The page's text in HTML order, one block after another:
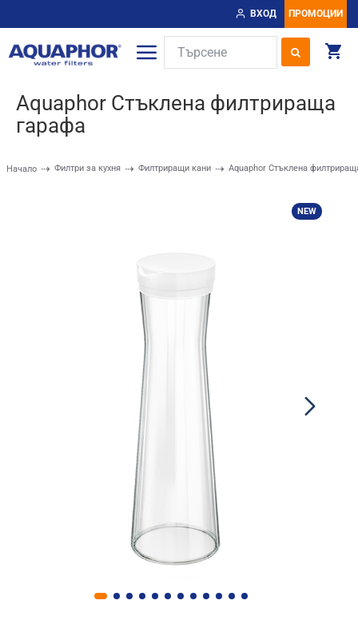
ВХОД ПРОМОЦИИ
Начало Филтри за кухня Филтриращи кани Aquaphor Стъклена
Aquaphor Стъклена филтрираща
гарафа
NEW